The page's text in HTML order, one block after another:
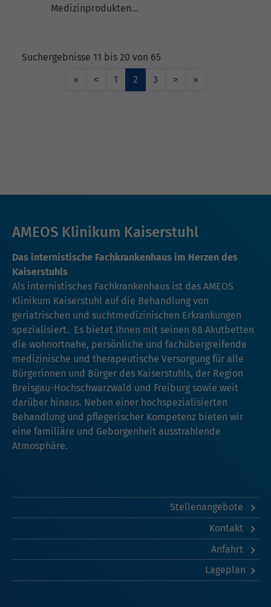
Medizinprodukten…
Suchergebnisse 11 bis 20 von 65
«
< 1 2 3 > »
AMEOS Klinikum Kaiserstuhl
Das internistische Fachkrankenhaus im Herzen des
Kaiserstuhls
Als internistisches Fachkrankenhaus ist das AMEOS
Klinikum Kaiserstuhl auf die Behandlung von
geriatrischen und suchtmedizinischen Erkrankungen
spezialisiert. Es bietet Ihnen mit seinen 68 Akutbetten
die wohnortnahe, persönliche und fachübergreifende
medizinische und therapeutische Versorgung für alle
Bürgerinnen und Bürger des Kaiserstuhls, der Region
Breisgau-Hochschwarzwald und Freiburg sowie weit
darüber hinaus. Neben einer hochspezialisierten
Behandlung und pflegerischer Kompetenz bieten wir
eine familiäre und Geborgenheit ausstrahlende
Atmosphäre.
Stellenangebote
Kontakt
Anfahrt
Lageplan